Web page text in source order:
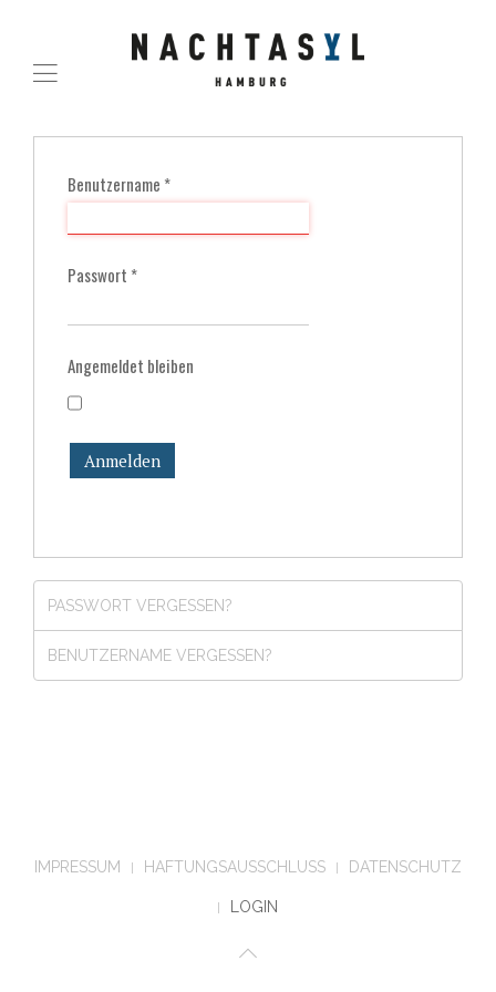
Benutzername *
Passwort *
Angemeldet bleiben
Anmelden
PASSWORT VERGESSEN?
BENUTZERNAME VERGESSEN?
IMPRESSUM HAFTUNGSAUSSCHLUSS DATENSCHUTZ
LOGIN